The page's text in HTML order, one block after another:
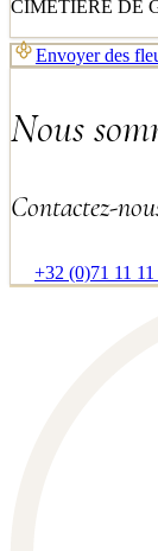
CIMETIERE DE
Envoyer des
Nous
Contactez-
+32 (0)71 11 11